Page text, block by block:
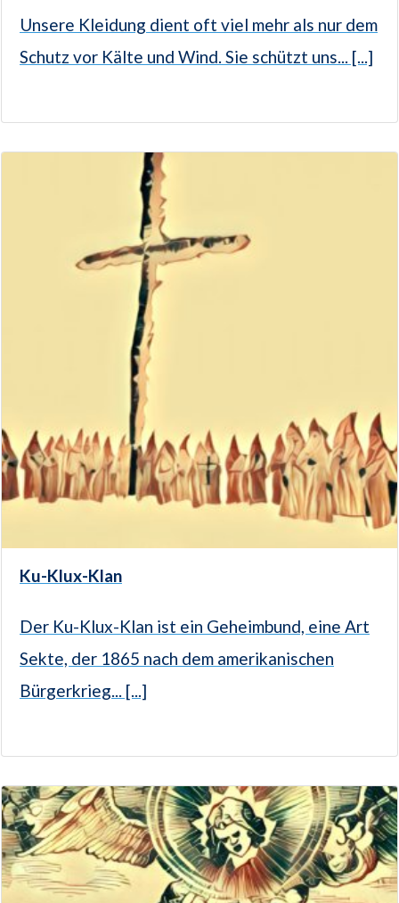
Unsere Kleidung dient oft viel mehr als nur dem
Schutz vor Kälte und Wind. Sie schützt uns... [...]
Ku-Klux-Klan
Der Ku-Klux-Klan ist ein Geheimbund, eine Art
Sekte, der 1865 nach dem amerikanischen
Bürgerkrieg... [...]